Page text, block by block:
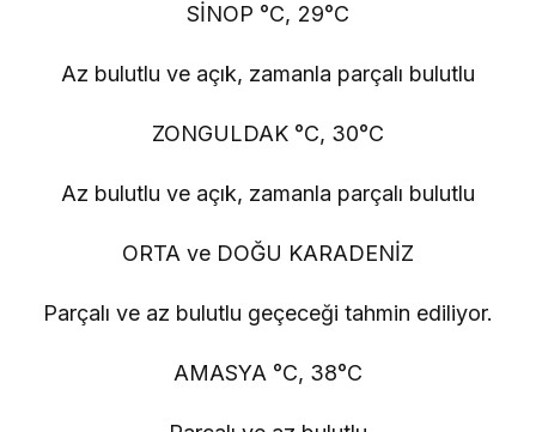
SİNOP °C, 29°C
Az bulutlu ve açık, zamanla parçalı bulutlu
ZONGULDAK °C, 30°C
Az bulutlu ve açık, zamanla parçalı bulutlu
ORTA ve DOĞU KARADENİZ
Parçalı ve az bulutlu geçeceği tahmin ediliyor.
AMASYA °C, 38°C